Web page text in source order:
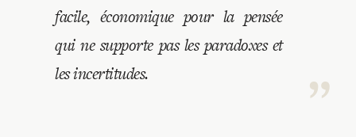
Revues
facile, économique pour la pensée
qui ne supporte pas les paradoxes et
les incertitudes.